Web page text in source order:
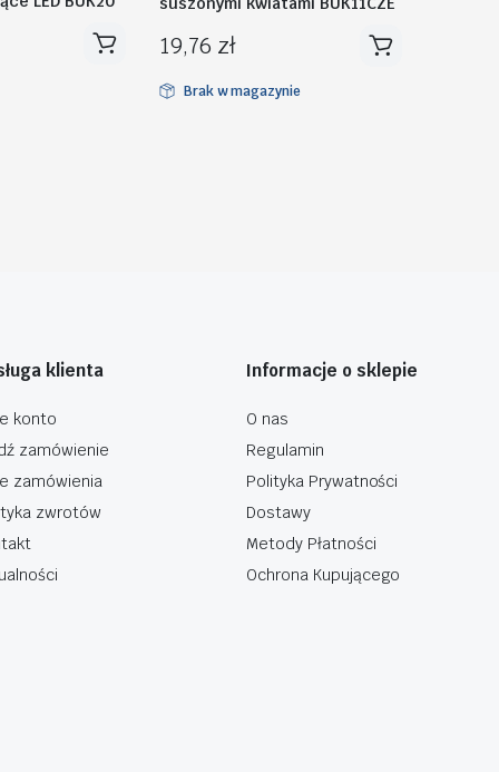
19,76 zł
Brak w magazynie
klienta
konto
zamówienie
zamówienia
zwrotów
Informacje o sklepie
O nas
Regulamin
Polityka Prywatności
Dostawy
Metody Płatności
Ochrona Kupującego